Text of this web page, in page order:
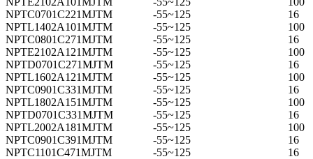
NPTC0701C221MJTM
-55~125
16
NPTL1402A101MJTM
-55~125
100
NPTC0801C271MJTM
-55~125
16
NPTE2102A121MJTM
-55~125
100
NPTD0701C271MJTM
-55~125
16
NPTL1602A121MJTM
-55~125
100
NPTC0901C331MJTM
-55~125
16
NPTL1802A151MJTM
-55~125
100
NPTD0701C331MJTM
-55~125
16
NPTL2002A181MJTM
-55~125
100
NPTC0901C391MJTM
-55~125
16
NPTC1101C471MJTM
-55~125
16